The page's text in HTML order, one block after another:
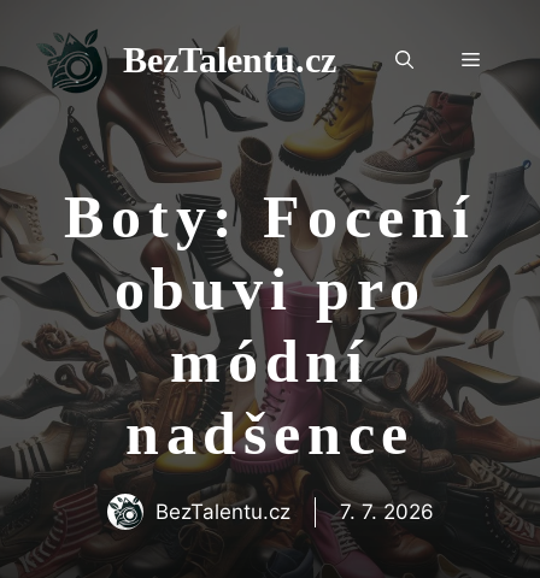
obsah
BezTalentu.cz Menu
Boty: Focení
obuvi pro
módní
nadšence
BezTalentu.cz 7. 7. 2026